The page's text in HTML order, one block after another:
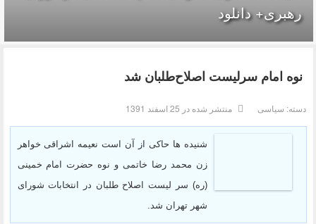
رهبری+ دانلود
نوه امام سرلیست اصلاح‌طلبان شد
دسته: سیاسی منتشر شده در 25 اسفند 1391
شنیده ها حاکی از آن است نعیمه اشراقی خواهر
زن محمد رضا خاتمی و نوه حضرت امام خمینی
(ره) سر لیست اصلاح طلبان در انتخابات شورای
شهر تهران شد.